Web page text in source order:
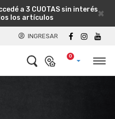
×
a 3 CUOTAS sin interés
los artículos
INGRESAR
0